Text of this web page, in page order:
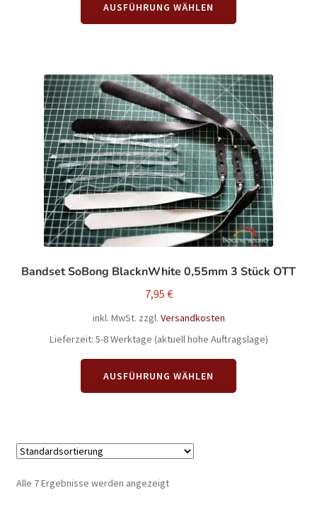
AUSFÜHRUNG WÄHLEN
weist
auf.
Die
Optionen
können
auf
der
Produktseite
gewählt
werden
Bandset SoBong BlacknWhite 0,55mm 3 Stück OTT
7,95 €
inkl. MwSt. zzgl. Versandkosten
Lieferzeit: 5-8 Werktage (aktuell hohe Auftragslage)
AUSFÜHRUNG WÄHLEN
Dieses
weist
Alle 7 Ergebnisse werden angezeigt